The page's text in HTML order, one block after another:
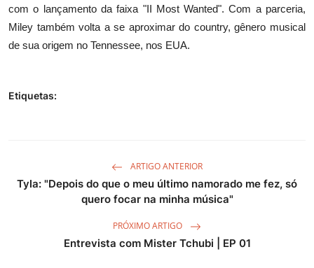
com o lançamento da faixa "II Most Wanted". Com a parceria,
Miley também volta a se aproximar do country, gênero musical
de sua origem no Tennessee, nos EUA.
Etiquetas:
ARTIGO ANTERIOR
Tyla: "Depois do que o meu último namorado me fez, só
quero focar na minha música"
PRÓXIMO ARTIGO
Entrevista com Mister Tchubi | EP 01